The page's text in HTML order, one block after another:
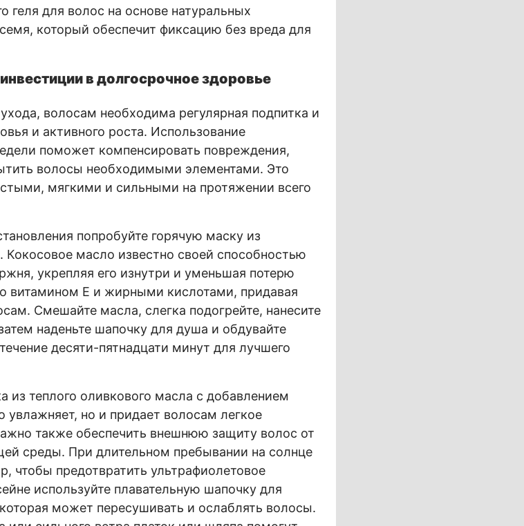
геля для волос на основе натуральных
который обеспечит фиксацию без вреда для
в долгосрочное здоровье
волосам необходима регулярная подпитка и
и активного роста. Использование
поможет компенсировать повреждения,
волосы необходимыми элементами. Это
мягкими и сильными на протяжении всего
попробуйте горячую маску из
Кокосовое масло известно своей способностью
укрепляя его изнутри и уменьшая потерю
витамином E и жирными кислотами, придавая
Смешайте масла, слегка подогрейте, нанесите
наденьте шапочку для душа и обдувайте
десяти-пятнадцати минут для лучшего
из теплого оливкового масла с добавлением
увлажняет, но и придает волосам легкое
также обеспечить внешнюю защиту волос от
среды. При длительном пребывании на солнце
чтобы предотвратить ультрафиолетовое
используйте плавательную шапочку для
может пересушивать и ослаблять волосы.